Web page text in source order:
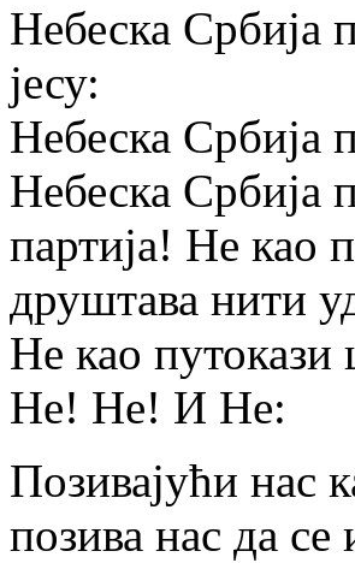
Небеска Србија
јесу:
Небеска Србија
Небеска Србија
партија! Не као
друштава нити
Не као путокази
Не! Не! И Не:
Позивајући нас
позива нас да